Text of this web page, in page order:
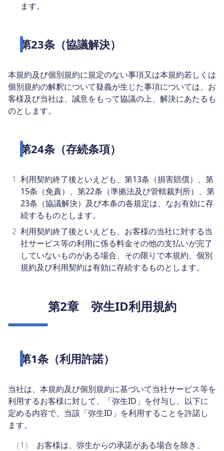
ます。
第23条（協議解決）
本規約及び個別規約に規定のない事項又は本規約若しくは
個別規約の解釈について疑義が生じた事項については、お
客様及び当社は、誠意をもって協議の上、解決にあたるも
のとします。
第24条（存続条項）
1 利用契約終了後といえども、第13条（損害賠償）、第
15条（免責）、第22条（準拠法及び管轄裁判所）、第
23条（協議解決）及び本条の各規定は、なお有効に存
続するものとします。
2 利用契約終了後といえども、お客様の当社に対する当
社サービス等の利用に係る料金その他の支払いが完了
していないものがある場合、その限りで本規約、個別
規約及び利用契約は有効に存続するものとします。
第2章 弥生ID利用規約
第1条（利用許諾）
当社は、本規約及び個別規約に基づいて当社サービス等を
利用するお客様に対して、「弥生ID」を付与し、以下に
定める内容で、当該「弥生ID」を利用することを許諾し
ます。
（1）
お客様は、弥生からの承諾がある場合を除き、